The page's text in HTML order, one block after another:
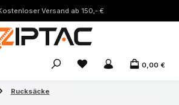
Versand ab 150,- €
Du hast 0 Produkte auf
0,00 €
Rucksäcke